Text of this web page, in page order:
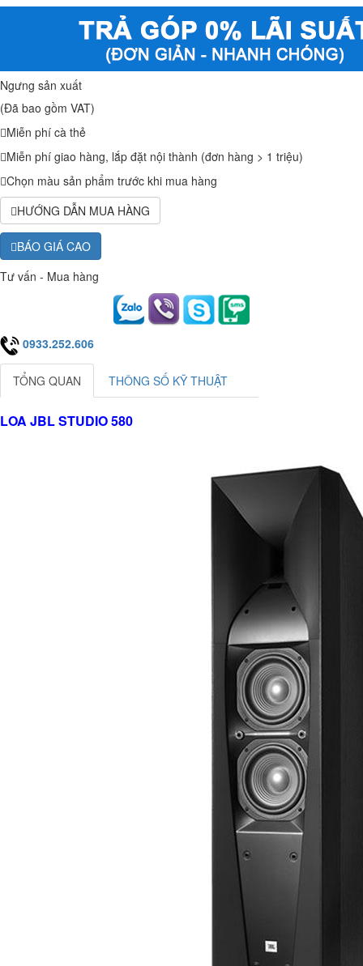
Ngưng sản xuất
(Đã bao gồm VAT)
Miễn phí cà thẻ
Miễn phí giao hàng, lắp đặt nội thành (đơn hàng > 1 triệu)
Chọn màu sản phẩm trước khi mua hàng
HƯỚNG DẪN MUA HÀNG
BÁO GIÁ CAO
Tư vấn - Mua hàng
0933.252.606
TỔNG QUAN THÔNG SỐ KỸ THUẬT
LOA JBL STUDIO 580